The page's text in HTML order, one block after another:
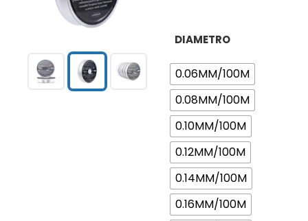
DIAMETRO
0.06MM/100M
0.08MM/100M
0.10MM/100M
0.12MM/100M
0.14MM/100M
0.16MM/100M